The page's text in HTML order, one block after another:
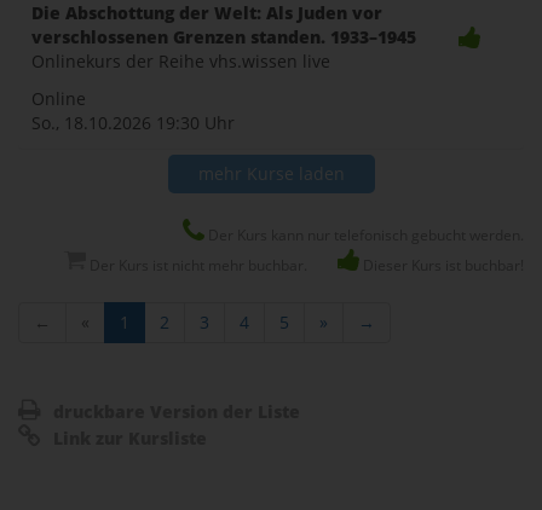
Die Abschottung der Welt: Als Juden vor
verschlossenen Grenzen standen. 1933–1945
Onlinekurs der Reihe vhs.wissen live
Online
So., 18.10.2026 19:30 Uhr
mehr Kurse laden
← « 1 2 3 4 5 » →